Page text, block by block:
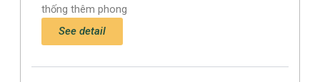
thống thêm phong
See detail